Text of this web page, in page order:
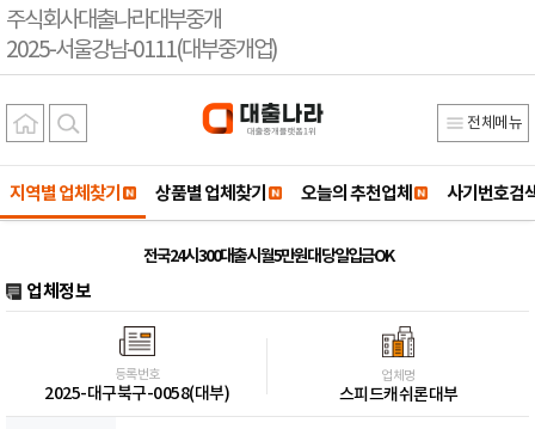
주식회사대출나라대부중개
2025-서울강남-0111(대부중개업)
전체메뉴
지역별 업체찾기 상품별 업체찾기 오늘의 추천업체 사기번호검
전국24시 300대출시 월5만원대 당일입금OK
업체정보
등록번호
2025-대구북구-0058(대부)
업체명
스피드캐쉬론대부